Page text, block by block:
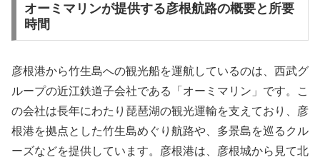
オーミマリンが提供する彦根航路の概要と所要
時間
彦根港から竹生島への観光船を運航しているのは、西武グ
ループの近江鉄道子会社である「オーミマリン」です。こ
の会社は長年にわたり琵琶湖の観光運輸を支えており、彦
根港を拠点とした竹生島めぐり航路や、多景島を巡るクル
ーズなどを提供しています。彦根港は、彦根城から見て北